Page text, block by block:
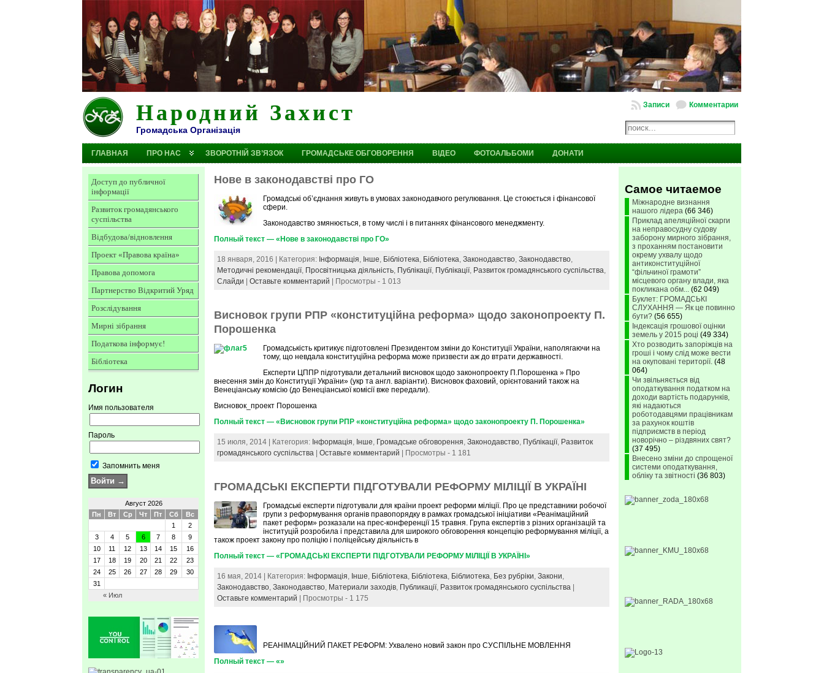
Народний Захист
Громадська Організація
Комментарии
Записи
ГЛАВНАЯ ПРО НАС ЗВОРОТНІЙ ЗВ’ЯЗОК ГРОМАДСЬКЕ ОБГОВОРЕННЯ ВІДЕО ФОТОАЛЬБОМИ ДОНАТИ
Доступ до публичної
інформації
Развиток громадянського
суспільства
Відбудова/відновлення
Проект «Правова країна»
Правова допомога
Партнерство Відкритий Уряд
Розслідування
Мирні зібрання
Податкова інформує!
Бібліотека
Логин
Имя пользователя
Пароль
Запомнить меня
Август 2026
Пн
Вт Ср Чт Пт Сб Вс
« Июл
1
2
3
4 5 6 7 8
9
10
11 12 13 14 15
16
17
18 19 20 21 22
23
24
25 26 27 28 29
30
31
Нове в законодавстві про ГО
Громадські об’єднання живуть в умовах законодавчого регулювання. Це стоюється і фінансової
сфери.
Законодавство змянюється, в тому числі і в питаннях фінансового менеджменту.
Полный текст — «Нове в законодавстві про ГО»
18 января, 2016 | Категория: Інформація, Інше, Бібліотека, Бібліотека,Законодавство,Законодавство,
Методичні рекомендації, Просвітницька діяльність, Публікації, Публікації, Развиток громадянського суспільства,
Слайди
|Оставьте комментарий | Просмотры - 1 013
Висновок групи РПР «конституційна реформа» щодо законопроекту П.
Порошенка
Громадськість критикує підготовлені Президентом зміни до Конституції України, наполягаючи на
тому, що невдала конституційна реформа може призвести аж до втрати державності.
Експерти ЦППР підготували детальний висновок щодо законопроекту П.Порошенка » Про
внесення змін до Конституції України» (укр та англ. варіанти). Висновок фаховий, орієнтований також на
Венеціанську комісію (до Венеціанської комісії вже передали).
Висновок_проект Порошенка
Полный текст — «Висновок групи РПР «конституційна реформа» щодо законопроекту П. Порошенка»
15 июля, 2014 | Категория: Інформація, Інше, Громадське обговорення,Законодавство, Публікації, Развиток
громадянського суспільства |Оставьте комментарий | Просмотры - 1 181
ГРОМАДСЬКІ ЕКСПЕРТИ ПІДГОТУВАЛИ РЕФОРМУ МІЛІЦІЇ В УКРАЇНІ
Громадські експерти підготували для країни проект реформи міліції. Про це представники робочої
групи з реформування органів правопорядку в рамках громадської ініціативи «Реанімаційний
пакет реформ» розказали на прес-конференції 15 травня. Група експертів з різних організацій та
інституцій розробила і представила для широкого обговорення концепцію реформування міліції, а
також проект закону про поліцію і поліцейську діяльність в
Полный текст — «ГРОМАДСЬКІ ЕКСПЕРТИ ПІДГОТУВАЛИ РЕФОРМУ МІЛІЦІЇ В УКРАЇНІ»
16 мая, 2014 | Категория: Інформація, Інше, Бібліотека, Бібліотека, Біблиотека, Без рубріки,Закони,
Законодавство,Законодавство, Материали заходів, Публикації, Развиток громадянського суспільства
Оставьте комментарий
| Просмотры - 1 175
РЕАНІМАЦІЙНИЙ ПАКЕТ РЕФОРМ: Ухвалено новий закон про СУСПІЛЬНЕ МОВЛЕННЯ
Полный текст — «»
Самое читаемое
Міжнародне визнання
нашого лідера (66 346)
Приклад апеляційної скарги
на неправосудну судову
заборону мирного зібрання,
з проханням постановити
окрему ухвалу щодо
антиконституційної
“фільчиної грамоти”
місцевого органу влади, яка
покликана обм... (62 049)
Буклет: ГРОМАДСЬКІ
СЛУХАННЯ — Як це повинно
бути? (56 655)
Індексація грошової оцінки
земель у 2015 році (49 334)
Хто розводить запоріжців на
гроші і чому слід може вести
на окуповані території. (48
064)
Чи звільняється від
оподаткування податком на
доходи вартість подарунків,
які надаються
роботодавцями працівникам
за рахунок коштів
підприємств в період
новорічно – різдвяних свят?
(37 495)
Внесено зміни до спрощеної
системи оподаткування,
обліку та звітності (36 803)